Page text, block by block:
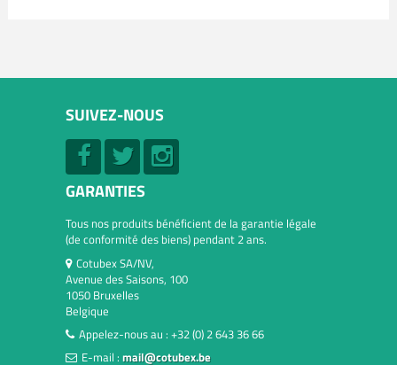
SUIVEZ-NOUS
GARANTIES
Tous nos produits bénéficient de la garantie légale
(de conformité des biens) pendant 2 ans.
Cotubex SA/NV,
Avenue des Saisons, 100
1050 Bruxelles
Belgique
Appelez-nous au : +32 (0) 2 643 36 66
E-mail : mail@cotubex.be